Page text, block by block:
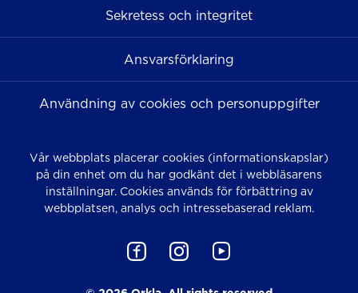
Sekretess och integritet
Ansvarsförklaring
Användning av cookies och personuppgifter
Vår webbplats placerar cookies (informationskapslar)
på din enhet om du har godkänt det i webbläsarens
inställningar. Cookies används för förbättring av
webbplatsen, analys och intressebaserad reklam.